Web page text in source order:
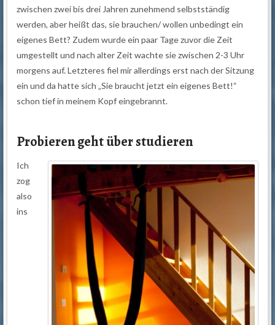
zwischen zwei bis drei Jahren zunehmend selbstständig
werden, aber heißt das, sie brauchen/ wollen unbedingt ein
eigenes Bett? Zudem wurde ein paar Tage zuvor die Zeit
umgestellt und nach alter Zeit wachte sie zwischen 2-3 Uhr
morgens auf. Letzteres fiel mir allerdings erst nach der Sitzung
ein und da hatte sich „Sie braucht jetzt ein eigenes Bett!“
schon tief in meinem Kopf eingebrannt.
Probieren geht über studieren
Ich
zog
also
ins